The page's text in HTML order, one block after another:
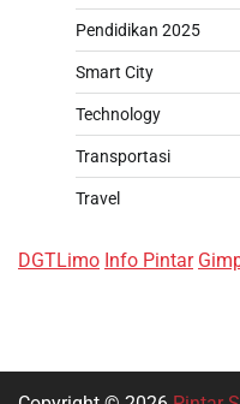
Pendidikan 2025
Smart City
Technology
Transportasi
Travel
DGTLimo Info Pintar